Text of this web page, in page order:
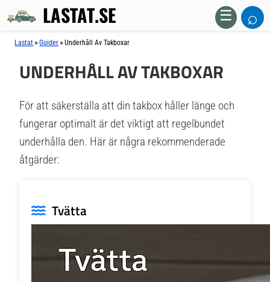
LASTAT.SE ☰ ⌕
Lastat »Guider »Underhåll Av Takboxar
UNDERHÅLL AV TAKBOXAR
För att säkerställa att din takbox håller länge och
fungerar optimalt är det viktigt att regelbundet
underhålla den. Här är några rekommenderade
åtgärder:
Tvätta